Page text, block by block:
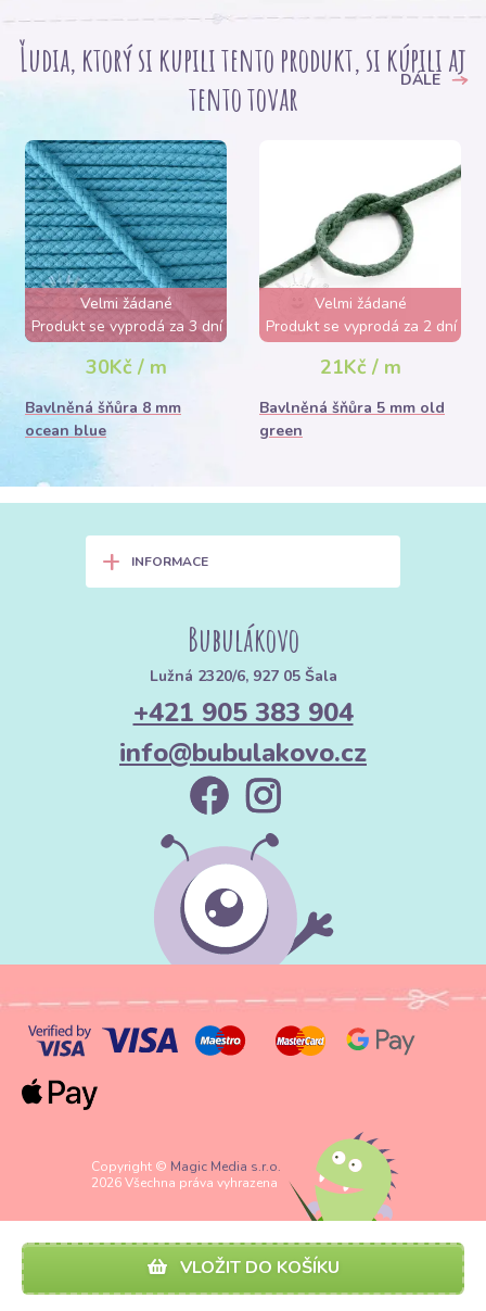
VLOŽIT DO KOŠÍKU
Ľudia, ktorý si kupili tento produkt, si kúpili aj
tento tovar
DÁLE
Velmi žádané
Produkt se vyprodá za 3 dní
30Kč / m
Bavlněná šňůra 8 mm
ocean blue
Velmi žádané
Produkt se vyprodá za 2 dní
21Kč / m
Bavlněná šňůra 5 mm old
green
+ INFORMACE
Bubulákovo
Lužná 2320/6, 927 05 Šala
+421 905 383 904
info@bubulakovo.cz
Copyright © Magic Media s.r.o.
2026 Všechna práva vyhrazena